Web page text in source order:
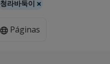
청라바둑이
Páginas